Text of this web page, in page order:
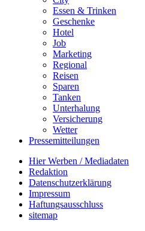
Essen & Trinken
Geschenke
Hotel
Job
Marketing
Regional
Reisen
Sparen
Tanken
Unterhalung
Versicherung
Wetter
Pressemitteilungen
Hier Werben / Mediadaten
Redaktion
Datenschutzerklärung
Impressum
Haftungsausschluss
sitemap